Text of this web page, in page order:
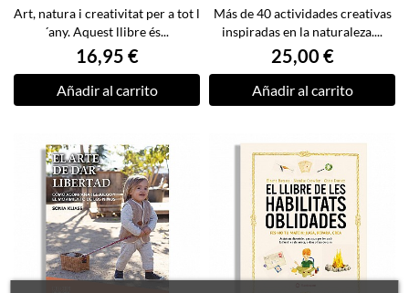
Art, natura i creativitat per a tot l
´any. Aquest llibre és...
16,95 €
Añadir al carrito
Más de 40 actividades creativas
inspiradas en la naturaleza....
25,00 €
Añadir al carrito